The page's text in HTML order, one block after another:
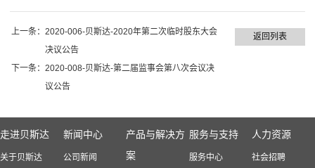
上一条：2020-006-贝斯达-2020年第二次临时股东大会
决议公告
下一条：2020-008-贝斯达-第二届监事会第八次会议决
议公告
返回列表
走进贝斯达
关于贝斯达
新闻中心
公司新闻
产品与解决方
案
服务与支持
服务中心
人力资源
社会招聘